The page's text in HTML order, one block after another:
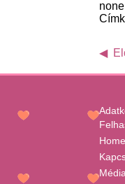
none
Home